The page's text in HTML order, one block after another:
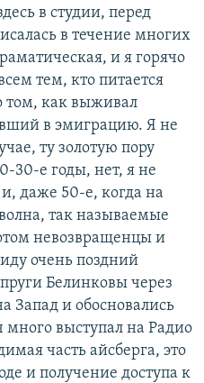
в студии, перед
в течение многих
и я горячо
тем, кто питается
том, как выживал
в эмиграцию. Я не
ту золотую пору
30-е годы, нет, я не
даже 50-е, когда на
так называемые
невозвращенцы и
очень поздний
Белинковы через
Запад и обосновались
выступал на Радио
часть айсберга, это
и получение доступа к